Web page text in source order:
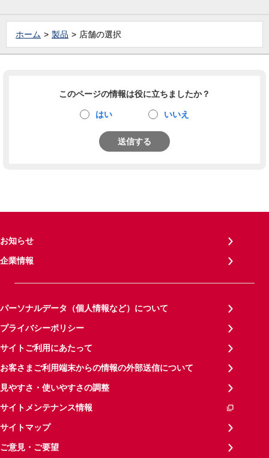
ホーム 製品 店舗の選択
このページの情報は役に立ちましたか？
はい いいえ
送信する
お知らせ
企業情報
パーソナルデータ（個人情報など）について
プライバシーポリシー
サイトご利用にあたって
お客さまご利用端末からの情報の外部送信について
見やすさ・使いやすさの調整
サイトメンテナンス情報
サイトマップ
ご意見・ご要望